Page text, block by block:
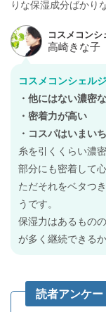
りな保湿成分ばかり
コスメコンシェル
・他にはない濃密
・密着力が高い
・コスパはいまいち
糸を引くくらい濃
部分にも密着して
ただそれをベタつ
うです。
保湿力はあるもの
が多く継続できる